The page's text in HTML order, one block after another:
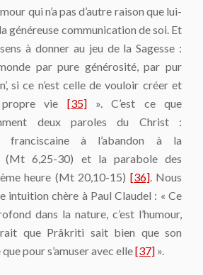
qui n’a pas d’autre raison que lui-
généreuse communication de soi. Et
à donner au jeu de la Sagesse :
par pure générosité, par pur
si ce n’est celle de vouloir créer et
propre vie [35]». C’est ce que
deux paroles du Christ :
franciscaine à l’abandon à la
(Mt 6,25-30) et la parabole des
heure (Mt 20,10-15) [36]. Nous
intuition chère à Paul Claudel : « Ce
dans la nature, c’est l’humour,
que Prâkriti sait bien que son
pour s’amuser avec elle[37] ».